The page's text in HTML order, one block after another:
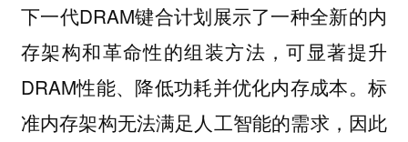
下一代DRAM键合计划展示了一种全新的内
存架构和革命性的组装方法，可显著提升
DRAM性能、降低功耗并优化内存成本。标
准内存架构无法满足人工智能的需求，因此